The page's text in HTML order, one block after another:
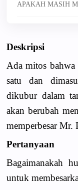
APAKAH MASIH
Deskripsi
Ada mitos
satu dan
dikubur dalam
akan berubah
memperbesar Mr.
Pertanyaan
Bagaimanakah
untuk